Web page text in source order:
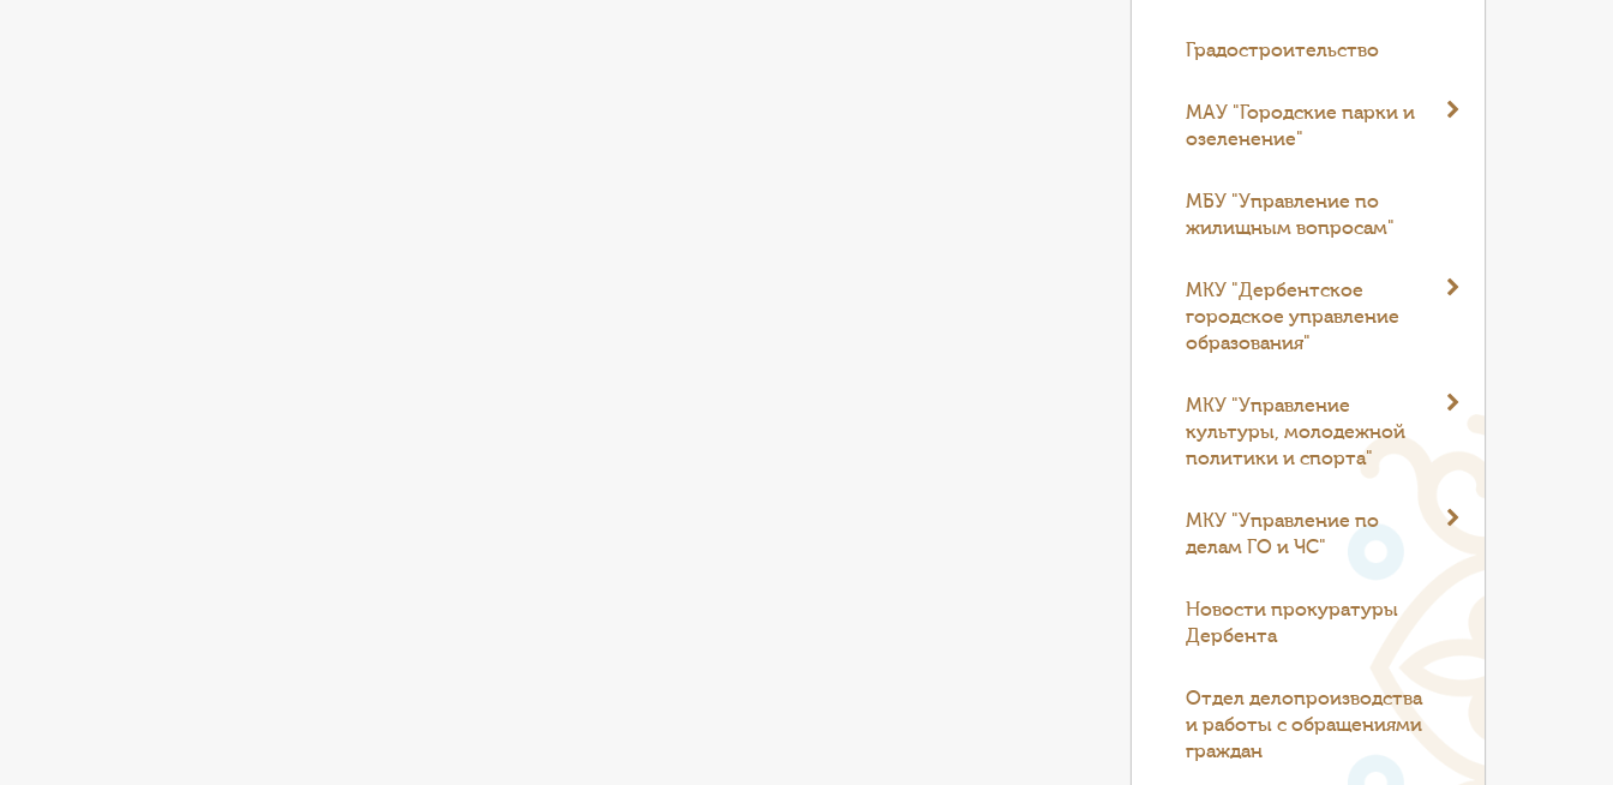
Градостроительство
МАУ "Городские парки и
озеленение"
МБУ "Управление по
жилищным вопросам"
МКУ "Дербентское
городское управление
образования"
МКУ "Управление
культуры, молодежной
политики и спорта"
МКУ "Управление по
делам ГО и ЧС"
Новости прокуратуры
Дербента
Отдел делопроизводства
и работы с обращениями
граждан